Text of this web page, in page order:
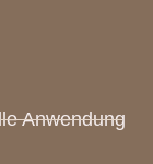
Anwendung